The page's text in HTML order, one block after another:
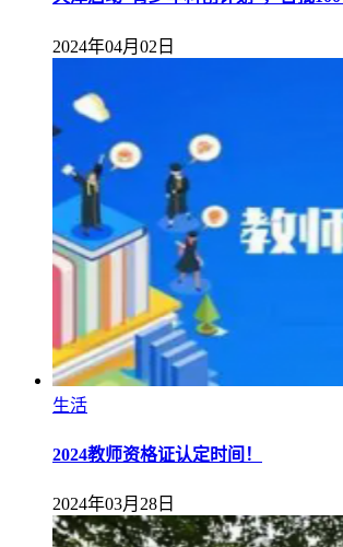
2024年04月02日
生活
2024教师资格证认定时间！
2024年03月28日